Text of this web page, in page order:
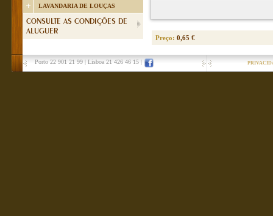
LAVANDARIA DE LOUÇAS
CONSULTE AS CONDIÇÕES DE
ALUGUER
Preço: 0,65 €
Porto 22 901 21 99 Lisboa 21 426 46 15